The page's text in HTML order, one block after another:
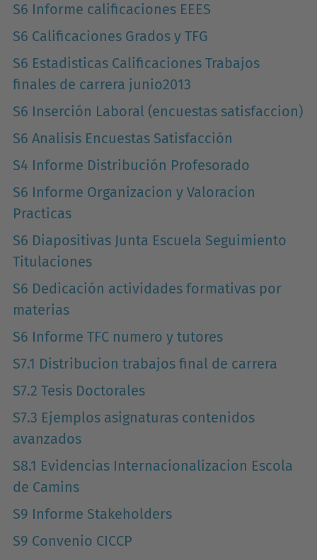
S6 Informe calificaciones EEES
S6 Calificaciones Grados y TFG
S6 Estadisticas Calificaciones Trabajos
finales de carrera junio2013
S6 Inserción Laboral (encuestas satisfaccion)
S6 Analisis Encuestas Satisfacción
S4 Informe Distribución Profesorado
S6 Informe Organizacion y Valoracion
Practicas
S6 Diapositivas Junta Escuela Seguimiento
Titulaciones
S6 Dedicación actividades formativas por
materias
S6 Informe TFC numero y tutores
S7.1 Distribucion trabajos final de carrera
S7.2 Tesis Doctorales
S7.3 Ejemplos asignaturas contenidos
avanzados
S8.1 Evidencias Internacionalizacion Escola
de Camins
S9 Informe Stakeholders
S9 Convenio CICCP